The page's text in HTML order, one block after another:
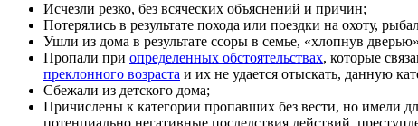
Исчезли резко, без всяческих объяснений и причин;
Потерялись в результате похода или поездки на охоту,
Ушли из дома в результате ссоры в семье, «хлопнув
Пропали при определенных обстоятельствах, которые
преклонного возраста и их не удается отыскать, данную
Сбежали из детского дома;
Причислены к категории пропавших без вести, но имели
потенциально негативные последствия действий,